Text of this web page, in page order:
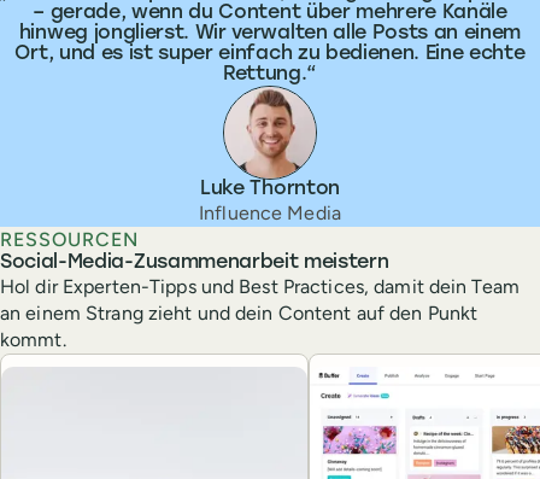
– gerade, wenn du Content über mehrere Kanäle
hinweg jonglierst. Wir verwalten alle Posts an einem
Ort, und es ist super einfach zu bedienen. Eine echte
Rettung.
Luke Thornton
Influence Media
RESSOURCEN
Social-Media-Zusammenarbeit meistern
Hol dir Experten-Tipps und Best Practices, damit dein Team
an einem Strang zieht und dein Content auf den Punkt
kommt.